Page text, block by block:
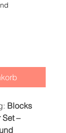
Blocks
–